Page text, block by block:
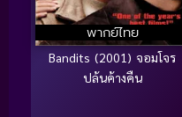
พากย์ไทย
Bandits (2001) จอมโจร
ปล้นค้างคืน